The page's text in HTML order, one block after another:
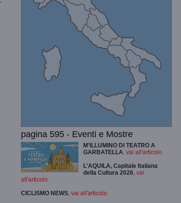
pagina 595 - Eventi e Mostre
M’ILLUMINO DI TEATRO A
GARBATELLA. vai all'articolo
L'AQUILA, Capitale Italiana
della Cultura 2026, vai
all'articolo
CICLISMO NEWS, vai all'articolo